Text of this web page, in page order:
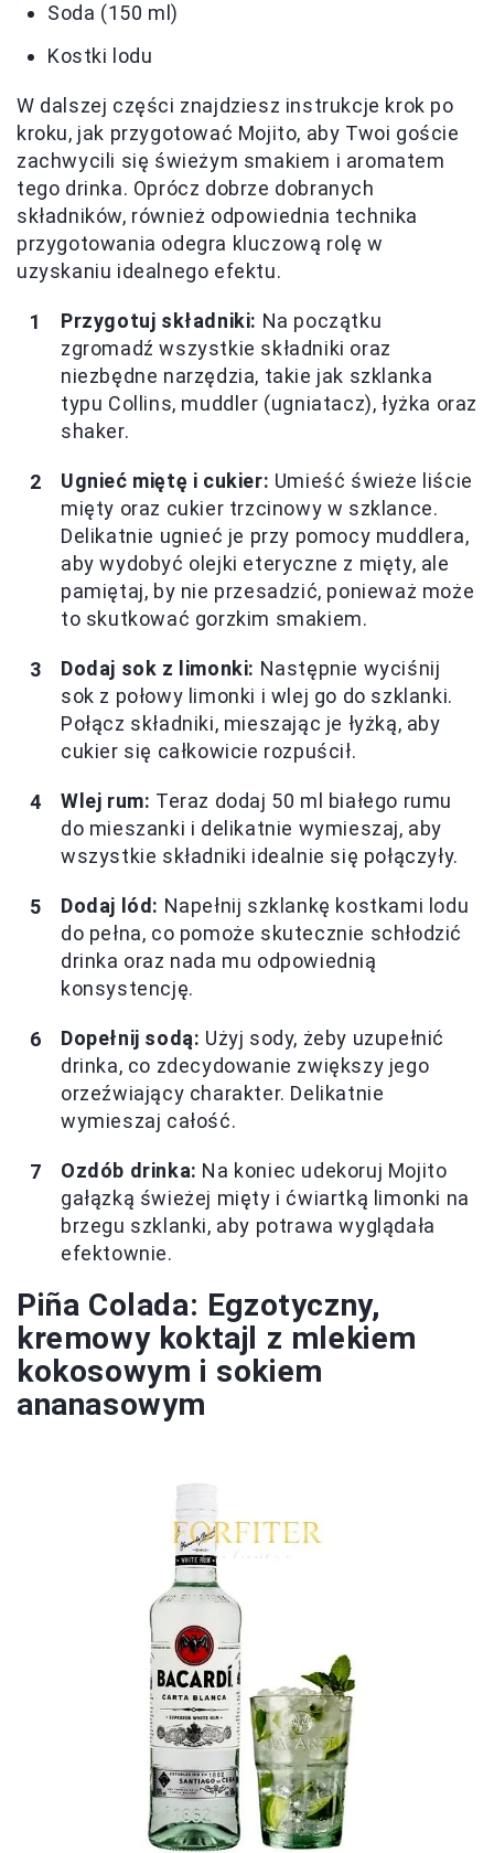
Soda (150 ml)
Kostki lodu
W dalszej części znajdziesz instrukcje krok po
kroku, jak przygotować Mojito, aby Twoi goście
zachwycili się świeżym smakiem i aromatem
tego drinka. Oprócz dobrze dobranych
składników, również odpowiednia technika
przygotowania odegra kluczową rolę w
uzyskaniu idealnego efektu.
Przygotuj składniki: Na początku
zgromadź wszystkie składniki oraz
niezbędne narzędzia, takie jak szklanka
typu Collins, muddler (ugniatacz), łyżka oraz
shaker.
Ugnieć miętę i cukier: Umieść świeże liście
mięty oraz cukier trzcinowy w szklance.
Delikatnie ugnieć je przy pomocy muddlera,
aby wydobyć olejki eteryczne z mięty, ale
pamiętaj, by nie przesadzić, ponieważ może
to skutkować gorzkim smakiem.
Dodaj sok z limonki: Następnie wyciśnij
sok z połowy limonki i wlej go do szklanki.
Połącz składniki, mieszając je łyżką, aby
cukier się całkowicie rozpuścił.
Wlej rum: Teraz dodaj 50 ml białego rumu
do mieszanki i delikatnie wymieszaj, aby
wszystkie składniki idealnie się połączyły.
Dodaj lód: Napełnij szklankę kostkami lodu
do pełna, co pomoże skutecznie schłodzić
drinka oraz nada mu odpowiednią
konsystencję.
Dopełnij sodą: Użyj sody, żeby uzupełnić
drinka, co zdecydowanie zwiększy jego
orzeźwiający charakter. Delikatnie
wymieszaj całość.
Ozdób drinka: Na koniec udekoruj Mojito
gałązką świeżej mięty i ćwiartką limonki na
brzegu szklanki, aby potrawa wyglądała
efektownie.
Piña Colada: Egzotyczny,
kremowy koktajl z mlekiem
kokosowym i sokiem
ananasowym